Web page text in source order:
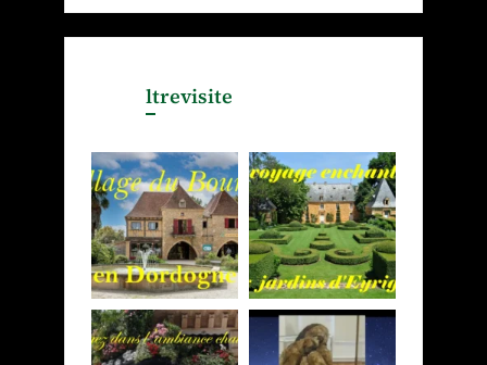
ltrevisite